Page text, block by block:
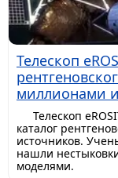
Телескоп
миллионами
Телескоп
каталог
источников.
нашли
моделями.